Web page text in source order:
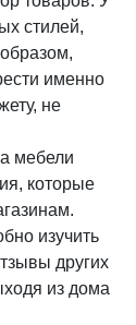
стилей,
именно
не
мебели
которые
изучить
других
из дома